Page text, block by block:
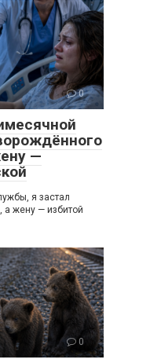
0
—
я застал
а жену — избитой
0